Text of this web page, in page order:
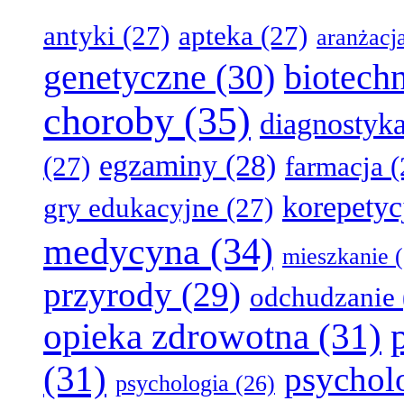
antyki (27) apteka (27)
genetyczne (30)
choroby (35)
(27) egzaminy (28) farmacja
gry edukacyjne (27)
medycyna (34) mieszkanie
przyrody (29) odchudzanie
opieka zdrowotna (31)
(31) psychologia (26)